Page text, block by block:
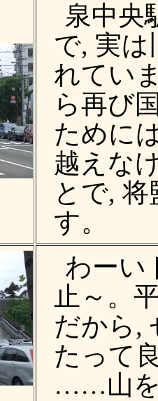
泉中央
で, 実は
れてい
ら再び
ために
越えな
とで,
す。
わーい
止～。
だから,
たって
……山を